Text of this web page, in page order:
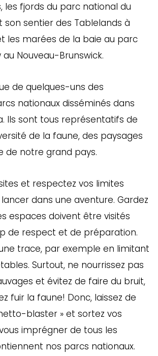
les fjords du parc national du
son sentier des Tablelands à
les marées de la baie au parc
Nouveau-Brunswick.
de quelques-uns des
nationaux disséminés dans
Ils sont tous représentatifs de
de la faune, des paysages
de notre grand pays.
et respectez vos limites
dans une aventure. Gardez
espaces doivent être visités
de respect et de préparation.
trace, par exemple en limitant
Surtout, ne nourrissez pas
et évitez de faire du bruit,
fuir la faune! Donc, laissez de
blaster » et sortez vos
imprégner de tous les
nos parcs nationaux.